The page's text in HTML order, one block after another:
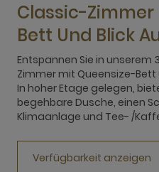
Classic-Zimmer
Bett Und Blick
Entspannen Sie in unserem
Zimmer mit Queensize-
In hoher Etage gelegen,
begehbare Dusche, einen
Klimaanlage und Tee- /
Verfügbarkeit anzeigen